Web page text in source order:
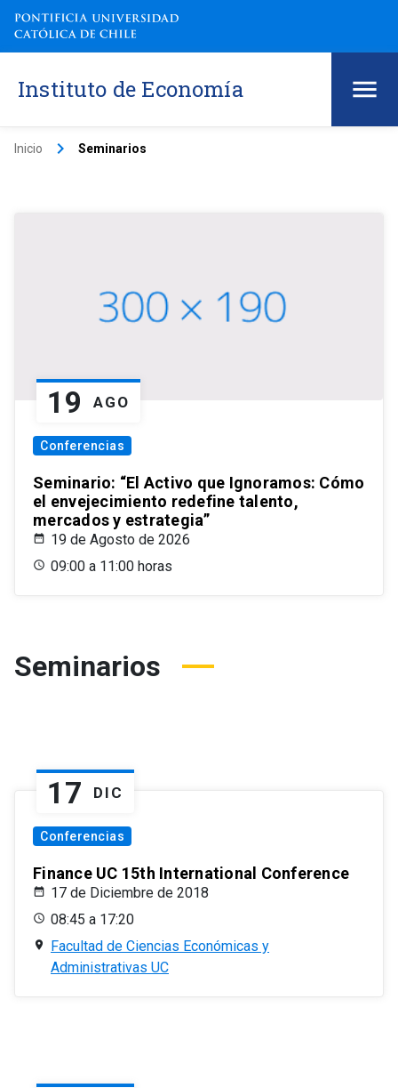
Instituto de Economía
Inicio keyboard_arrow_right Seminarios
19 AGO
Conferencias
Seminario: “El Activo que Ignoramos: Cómo
el envejecimiento redefine talento,
mercados y estrategia”
19 de Agosto de 2026
09:00 a 11:00 horas
Seminarios
17 DIC
Conferencias
Finance UC 15th International Conference
17 de Diciembre de 2018
08:45 a 17:20
Facultad de Ciencias Económicas y
Administrativas UC